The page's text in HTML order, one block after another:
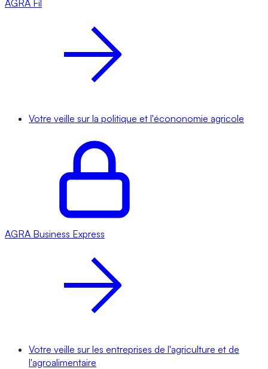
AGRA Fil
Votre veille sur la politique et l'écononomie agricole
AGRA Business Express
Votre veille sur les entreprises de l'agriculture et de
l'agroalimentaire